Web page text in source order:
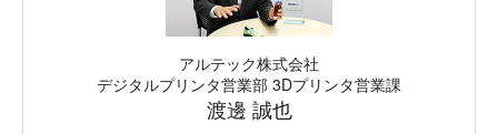
アルテック株式会社
デジタルプリンタ営業部 3Dプリンタ営業課
渡邊 誠也